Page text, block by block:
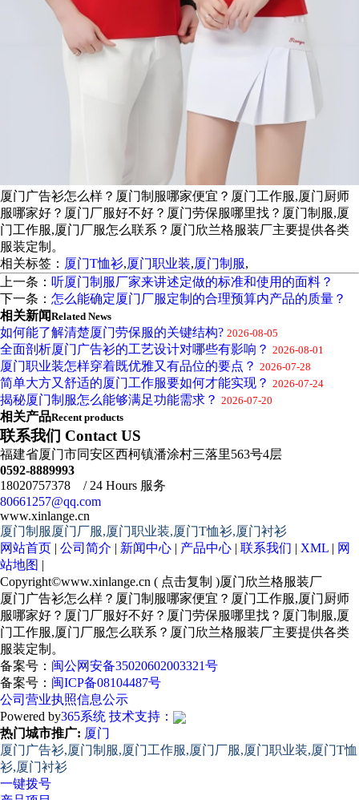
厦门广告衫怎么样？厦门制服哪家便宜？厦门工作服,厦门厨师
服哪家好？厦门厂服好不好？厦门劳保服哪里找？厦门制服,厦
门工作服,厦门厂服怎么联系？厦门欣兰格服装厂主要提供各类
服装定制。
相关标签： 厦门T恤衫,厦门职业装,厦门制服,
上一条： 听厦门制服厂家来讲述定做的标准和使用的面料？
下一条： 怎么能确定厦门厂服定制的合理预算内产品的质量？
相关新闻Related News
如何能了解清楚厦门劳保服的关键结构? 2026-08-05
全面剖析厦门广告衫的工艺设计对哪些有影响？ 2026-08-01
厦门职业装怎样穿着既优雅又有品位的要点？ 2026-07-28
简单大方又舒适的厦门工作服要如何才能实现？ 2026-07-24
揭秘厦门制服怎么能够满足功能需求？ 2026-07-20
相关产品Recent products
联系我们 Contact US
福建省厦门市同安区西柯镇潘涂村三落里563号4层
0592-8889993
18020757378 / 24 Hours 服务
80661257@qq.com
www.xinlange.cn
厦门制服厦门厂服,厦门职业装,厦门T恤衫,厦门衬衫
网站首页 | 公司简介 | 新闻中心 | 产品中心 | 联系我们 | XML | 网
站地图 |
Copyright©www.xinlange.cn ( 点击复制 )厦门欣兰格服装厂
厦门广告衫怎么样？厦门制服哪家便宜？厦门工作服,厦门厨师
服哪家好？厦门厂服好不好？厦门劳保服哪里找？厦门制服,厦
门工作服,厦门厂服怎么联系？厦门欣兰格服装厂主要提供各类
服装定制。
备案号： 闽公网安备35020602003321号
备案号： 闽ICP备08104487号
公司营业执照信息公示
Powered by365系统 技术支持：
热门城市推广: 厦门
厦门广告衫,厦门制服,厦门工作服,厦门厂服,厦门职业装,厦门T恤
衫,厦门衬衫
一键拨号